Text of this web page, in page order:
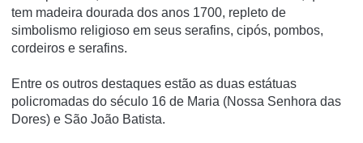
tem madeira dourada dos anos 1700, repleto de
simbolismo religioso em seus serafins, cipós, pombos,
cordeiros e serafins.
Entre os outros destaques estão as duas estátuas
policromadas do século 16 de Maria (Nossa Senhora das
Dores) e São João Batista.